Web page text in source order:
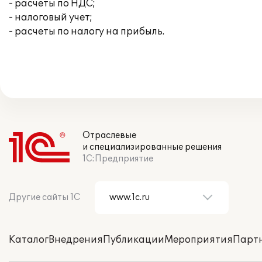
- расчеты по НДС;
- налоговый учет;
- расчеты по налогу на прибыль.
Отраслевые
и специализированные решения
1С:Предприятие
Другие сайты 1С
КаталогВнедренияПубликацииМероприятия